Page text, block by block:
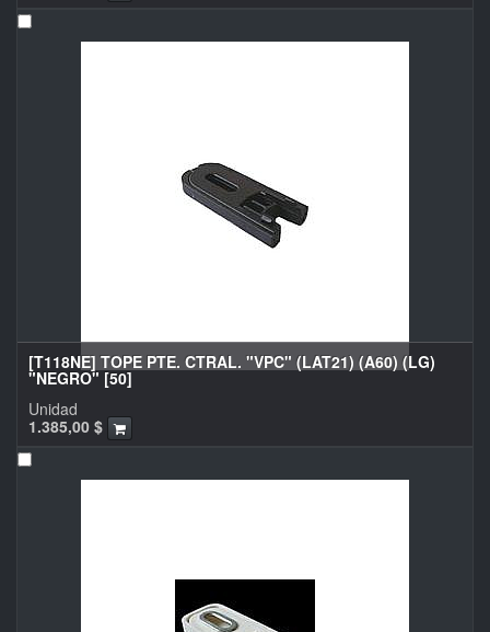
[T118NE] TOPE PTE. CTRAL. "VPC" (LAT21) (A60) (LG)
"NEGRO" [50]
1.385,00 $
Unidad